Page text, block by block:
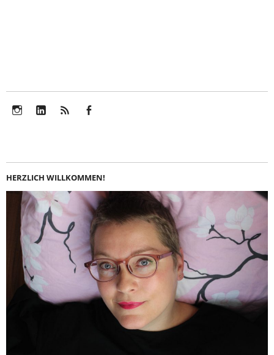
HERZLICH WILLKOMMEN!